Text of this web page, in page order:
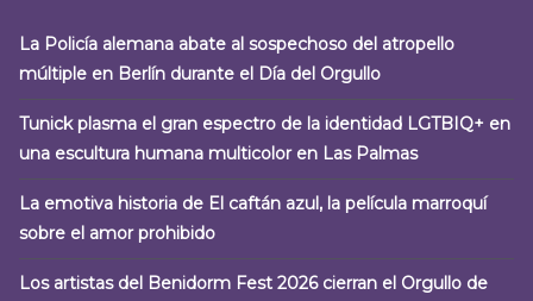
La Policía alemana abate al sospechoso del atropello
múltiple en Berlín durante el Día del Orgullo
Tunick plasma el gran espectro de la identidad LGTBIQ+ en
una escultura humana multicolor en Las Palmas
La emotiva historia de El caftán azul, la película marroquí
sobre el amor prohibido
Los artistas del Benidorm Fest 2026 cierran el Orgullo de